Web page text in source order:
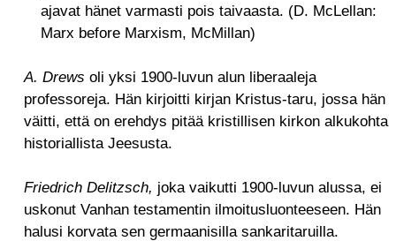
ajavat hänet varmasti pois taivaasta. (D. McLellan:
Marx before Marxism, McMillan)
A. Drews oli yksi 1900-luvun alun liberaaleja
professoreja. Hän kirjoitti kirjan Kristus-taru, jossa hän
väitti, että on erehdys pitää kristillisen kirkon
historiallista Jeesusta.
Friedrich Delitzsch, joka vaikutti 1900-luvun alussa, ei
uskonut Vanhan testamentin ilmoitusluonteeseen. Hän
halusi korvata sen germaanisilla sankaritaruilla.